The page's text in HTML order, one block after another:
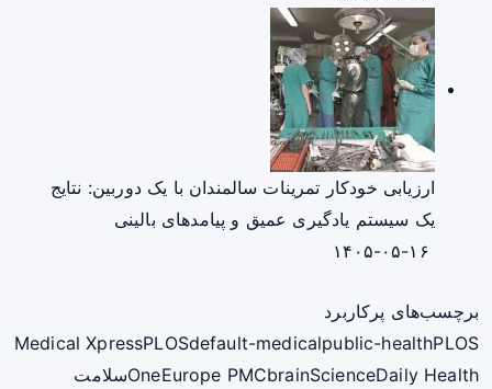
ارزیابی خودکار تمرینات سالمندان با یک دوربین: نتایج
یک سیستم یادگیری عمیق و پیامدهای بالینی
برچسب‌های پرکاربرد
Medical XpressPLOSdefault-medicalpublic-healthPLOS
OneEurope PMCbrainScienceDaily Health
سلامت